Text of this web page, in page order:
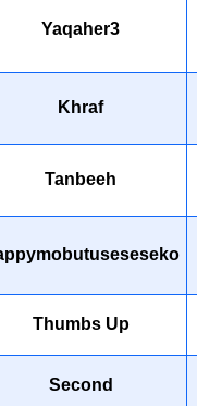
Yaqaher3
Khraf
Tanbeeh
Happymobutuseseseko
Thumbs Up
Second